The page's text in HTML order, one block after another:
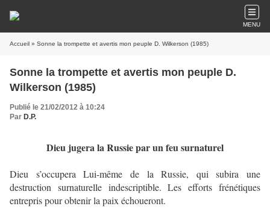
MENU
Accueil » Sonne la trompette et avertis mon peuple D. Wilkerson (1985)
Sonne la trompette et avertis mon peuple D.
Wilkerson (1985)
Publié le 21/02/2012 à 10:24
Par D.P.
Dieu jugera la Russie par un feu surnaturel
Dieu s’occupera Lui-même de la Russie, qui subira une
destruction surnaturelle indescriptible. Les efforts frénétiques
entrepris pour obtenir la paix échoueront.